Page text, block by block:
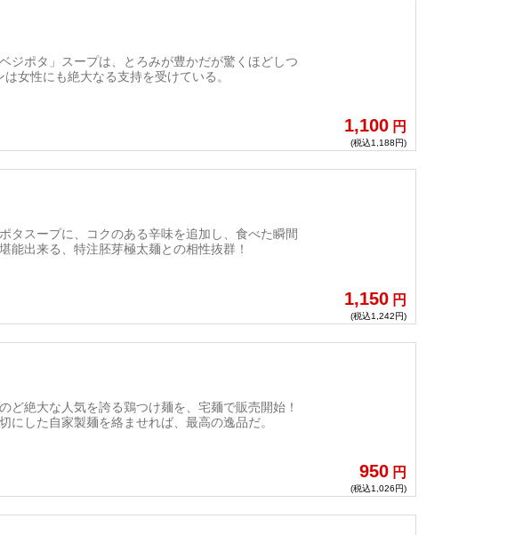
ジポタ」スープは、とろみが豊かだが驚くほどしつ
女性にも絶大なる支持を受けている。
1,100 円
(税込1,188円)
タスープに、コクのある辛味を追加し、食べた瞬間
能出来る、特注胚芽極太麺との相性抜群！
1,150 円
(税込1,242円)
ど絶大な人気を誇る鶏つけ麺を、宅麺で販売開始！
した自家製麺を絡ませれば、最高の逸品だ。
950 円
(税込1,026円)